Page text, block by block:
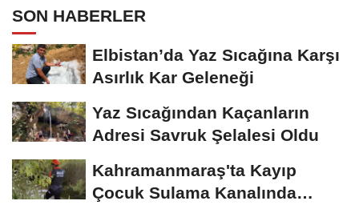
SON HABERLER
Elbistan’da Yaz Sıcağına Karşı
Asırlık Kar Geleneği
Yaz Sıcağından Kaçanların
Adresi Savruk Şelalesi Oldu
Kahramanmaraş'ta Kayıp
Çocuk Sulama Kanalında